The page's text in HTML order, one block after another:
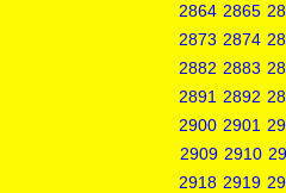
2864 2865
2873 2874
2882 2883
2891 2892
2900 2901
2909 2910
2918 2919